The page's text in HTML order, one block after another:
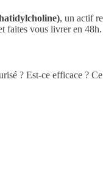
, un actif
faites vous livrer en 48h.
? Est-ce efficace ?